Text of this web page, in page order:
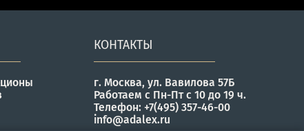
КОНТАКТЫ
г. Москва, ул. Вавилова 57Б
Работаем с Пн-Пт с 10 до 19 ч.
Телефон: +7(495) 357-46-00
info@adalex.ru